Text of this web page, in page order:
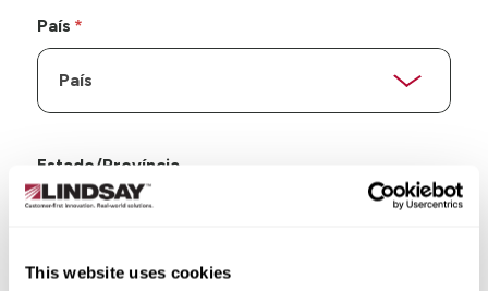
This website uses cookies
País
Estado/Província